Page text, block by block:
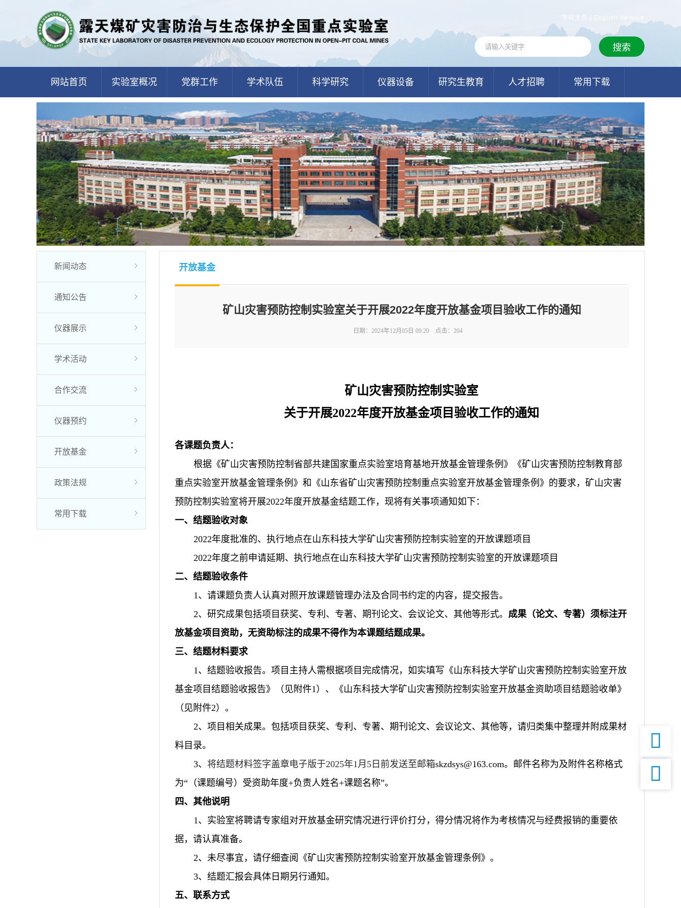
学校主页 English Version
网站首页 实验室概况 党群工作 学术队伍 科学研究 仪器设备 研究生教育 人才招聘 常用下载
新闻动态
通知公告
仪器展示
学术活动
合作交流
仪器预约
开放基金
政策法规
常用下载
开放基金
矿山灾害预防控制实验室关于开展2022年度开放基金项目验收工作的通知
日期：2024年12月05日 09:20 点击： 204
矿山灾害预防控制实验室
关于开展2022年度开放基金项目验收工作的通知
各课题负责人：
根据《矿山灾害预防控制省部共建国家重点实验室培育基地开放基金管理条例》《矿山灾害预防控制教育部
重点实验室开放基金管理条例》和《山东省矿山灾害预防控制重点实验室开放基金管理条例》的要求，矿山灾害
预防控制实验室将开展2022年度开放基金结题工作，现将有关事项通知如下：
一、结题验收对象
2022年度批准的、执行地点在山东科技大学矿山灾害预防控制实验室的开放课题项目
2022年度之前申请延期、执行地点在山东科技大学矿山灾害预防控制实验室的开放课题项目
二、结题验收条件
1、请课题负责人认真对照开放课题管理办法及合同书约定的内容，提交报告。
2、研究成果包括项目获奖、专利、专著、期刊论文、会议论文、其他等形式。 成果（论文、专著）须标注开
放基金项目资助，无资助标注的成果不得作为本课题结题成果。
三、结题材料要求
1、结题验收报告。项目主持人需根据项目完成情况，如实填写《山东科技大学矿山灾害预防控制实验室开放
基金项目结题验收报告》（见附件1）、《山东科技大学矿山灾害预防控制实验室开放基金资助项目结题验收单》
（见附件2）。
2、项目相关成果。包括项目获奖、专利、专著、期刊论文、会议论文、其他等，请归类集中整理并附成果材
料目录。
3、将结题材料签字盖章电子版于2025年1月5日前发送至邮箱skzdsys@163.com。邮件名称为及附件名称格式
为“（课题编号）受资助年度+负责人姓名+课题名称”。
四、其他说明
1、实验室将聘请专家组对开放基金研究情况进行评价打分，得分情况将作为考核情况与经费报销的重要依
据，请认真准备。
2、未尽事宜，请仔细查阅《矿山灾害预防控制实验室开放基金管理条例》。
3、结题汇报会具体日期另行通知。
五、联系方式

